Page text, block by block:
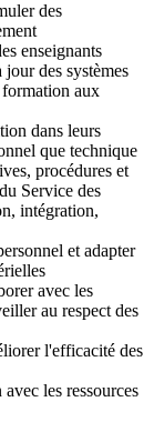
des
enseignants
des systèmes
aux
dans leurs
que technique
procédures et
Service des
intégration,
et adapter
avec les
au respect des
l'efficacité des
les ressources